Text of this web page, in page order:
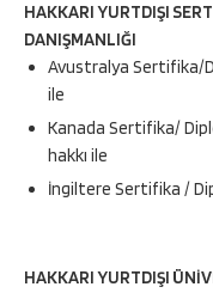
HAKKARI YURTDIŞI
DANIŞMANLIĞI
Avustralya Sertifika/
ile
Kanada Sertifika/
hakkı ile
İngiltere Sertifika /
HAKKARI YURTDIŞI